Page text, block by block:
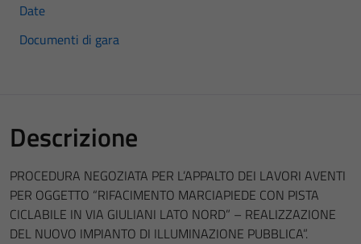
Date
Documenti di gara
Descrizione
PROCEDURA NEGOZIATA PER L’APPALTO DEI LAVORI AVENTI
PER OGGETTO “RIFACIMENTO MARCIAPIEDE CON PISTA
CICLABILE IN VIA GIULIANI LATO NORD” – REALIZZAZIONE
DEL NUOVO IMPIANTO DI ILLUMINAZIONE PUBBLICA”.